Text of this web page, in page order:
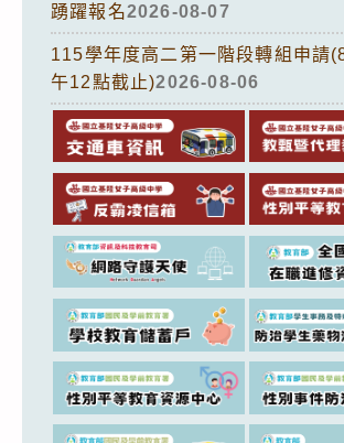
踴躍報名2026-08-07
115學年度高二第一階段轉組申請
午12點截止)2026-08-06